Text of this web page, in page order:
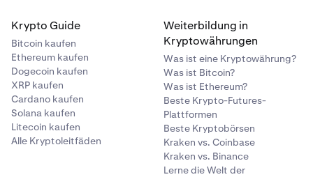
4
Geben Sie dann den Betrag ein, den Sie senden
möchten. Das Formular zeigt standardmäßig einen
USD-Wert an, aber Sie können auch zum Token-
Betrag wechseln, indem Sie auf die Pfeile klicken.
Krypto Guide
Bitcoin kaufen
Ethereum kaufen
Dogecoin kaufen
XRP kaufen
Cardano kaufen
Solana kaufen
Litecoin kaufen
Alle Kryptoleitfäden
Weiterbildung in
Kryptowährungen
Was ist eine Kryptowährung?
Was ist Bitcoin?
Was ist Ethereum?
Beste Krypto-Futures-
Plattformen
Beste Kryptobörsen
Kraken vs. Coinbase
Kraken vs. Binance
Lerne die Welt der